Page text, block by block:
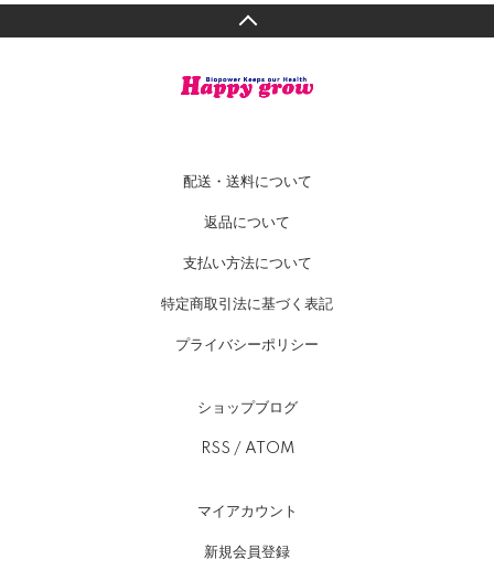
配送・送料について
返品について
支払い方法について
特定商取引法に基づく表記
プライバシーポリシー
ショップブログ
RSS / ATOM
マイアカウント
新規会員登録